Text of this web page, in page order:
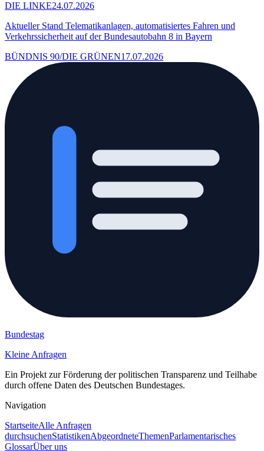
DIE LINKE24.07.2026
Aktueller Stand Telematikanlagen, automatisiertes Fahren und
Verkehrssicherheit auf der Bundesautobahn 8 in Bayern
BÜNDNIS 90/DIE GRÜNEN17.07.2026
Bundestag
Kleine Anfragen
Ein Projekt zur Förderung der politischen Transparenz und Teilhabe
durch offene Daten des Deutschen Bundestages.
Navigation
StartseiteAlle Anfragen
durchsuchenStatistikenAbgeordneteThemenParlamentarisches
GlossarÜber uns